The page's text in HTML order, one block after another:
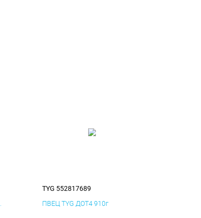
TYG 552817689
ПВЕЦ TYG ДОТ4 910г